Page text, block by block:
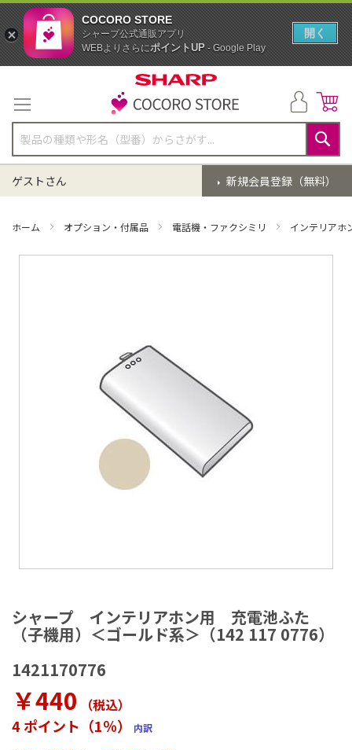
テ
ン
ツ
に
ス
キ
ッ
検
索
新規会員登録（無料）
ゲストさん
ホーム オプション・付属品 電話機・ファクシミリ インテリアホ
シャープ インテリアホン用 充電池ふた
（子機用）＜ゴールド系＞（142 117 0776）
1421170776
￥440 （税込）
4 ポイント（1％） 内訳
メ
ー
ジ
ャ
リ
ー
の
COCORO STORE
シャープ公式通販アプリ
WEBよりさらにポイントUP- Google Play
開く